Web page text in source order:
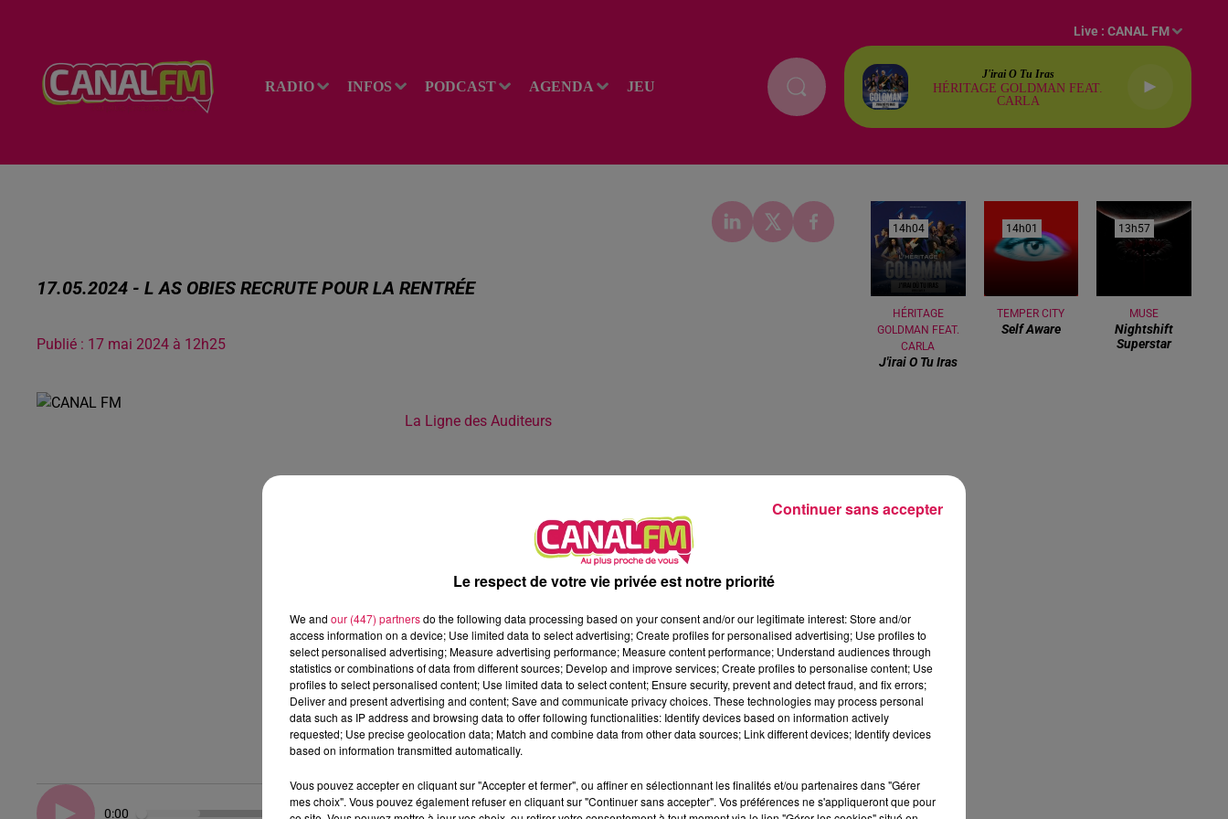
RADIO INFOS PODCAST AGENDA JEU
Live :CANAL FM
J'irai O Tu Iras
HÉRITAGE GOLDMAN FEAT.
CARLA
17.05.2024 - L AS OBIES RECRUTE POUR LA RENTRÉE
Publié : 17 mai 2024 à 12h25
La Ligne des Auditeurs
0:00 3 min 4 sec
14h04
14h04
HÉRITAGE
GOLDMAN FEAT.
CARLA
J'irai O Tu Iras
14h01
14h01
TEMPER CITY
Self Aware
13h57
13h57
MUSE
Nightshift
Superstar
Le respect de votre vie privée est notre priorité
We and our (447) partnersdo the following data processing based on your consent and/or our legitimate interest: Store and/or
access information on a device; Use limited data to select advertising; Create profiles for personalised advertising; Use profiles to
select personalised advertising; Measure advertising performance; Measure content performance; Understand audiences through
statistics or combinations of data from different sources; Develop and improve services; Create profiles to personalise content; Use
profiles to select personalised content; Use limited data to select content; Ensure security, prevent and detect fraud, and fix errors;
Deliver and present advertising and content; Save and communicate privacy choices. These technologies may process personal
data such as IP address and browsing data to offer following functionalities: Identify devices based on information actively
requested; Use precise geolocation data; Match and combine data from other data sources; Link different devices; Identify devices
based on information transmitted automatically.
Vous pouvez accepter en cliquant sur "Accepter et fermer", ou affiner en sélectionnant les finalités et/ou partenaires dans "Gérer
mes choix". Vous pouvez également refuser en cliquant sur "Continuer sans accepter". Vos préférences ne s'appliqueront que pour
Continuer sans accepter